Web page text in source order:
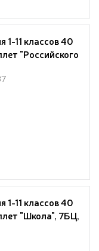
11 классов 40
"Российского
11 классов 40
"Школа", 7БЦ,